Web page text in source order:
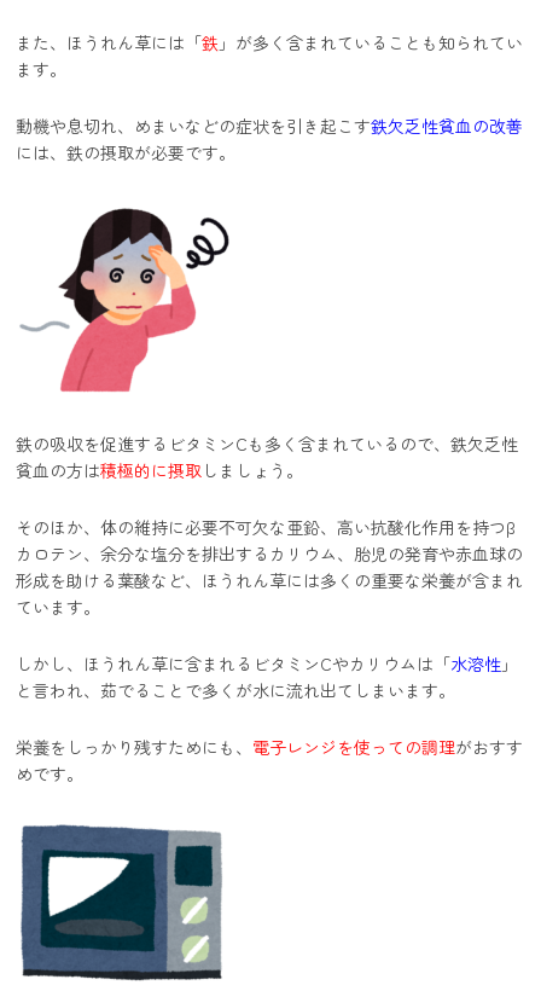
また、ほうれん草には「鉄 」が多く含まれていることも知られてい
ます。
動機や息切れ、めまいなどの症状を引き起こす鉄欠乏性貧血の改善
には、鉄の摂取が必要です。
鉄の吸収を促進するビタミンCも多く含まれているので、鉄欠乏性
貧血の方は積極的に摂取 しましょう。
そのほか、体の維持に必要不可欠な亜鉛、高い抗酸化作用を持つβ
カロテン、余分な塩分を排出するカリウム、胎児の発育や赤血球の
形成を助ける葉酸など、ほうれん草には多くの重要な栄養が含まれ
ています。
しかし、ほうれん草に含まれるビタミンCやカリウムは「水溶性 」
と言われ、茹でることで多くが水に流れ出てしまいます。
栄養をしっかり残すためにも、 電子レンジを使っての調理がおすす
めです。